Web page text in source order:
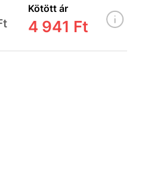
Kötött ár
4 941 Ft